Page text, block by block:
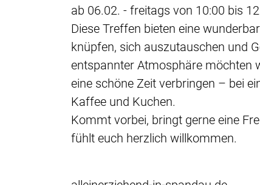
ab 06.02. - freitags von 10:00 bis
Diese Treffen bieten eine
knüpfen, sich auszutauschen und
entspannter Atmosphäre möchten
eine schöne Zeit verbringen – bei
Kaffee und Kuchen.
Kommt vorbei, bringt gerne eine
fühlt euch herzlich willkommen.